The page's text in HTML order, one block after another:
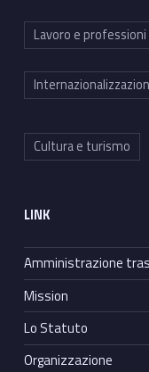
Lavoro e professioni
Cultura e turismo
LINK
Amministrazione
Mission
Lo Statuto
Organizzazione